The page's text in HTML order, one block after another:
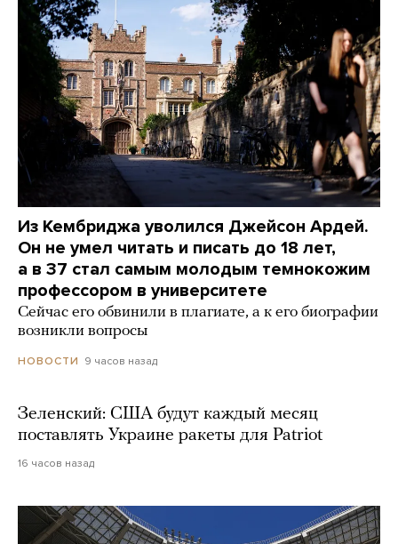
Из Кембриджа уволился Джейсон Ардей.
Он не умел читать и писать до 18 лет,
а в 37 стал самым молодым темнокожим
профессором в университете
Сейчас его обвинили в плагиате, а к его биографии
возникли вопросы
НОВОСТИ 9 часов назад
Зеленский: США будут каждый месяц
поставлять Украине ракеты для Patriot
16 часов назад